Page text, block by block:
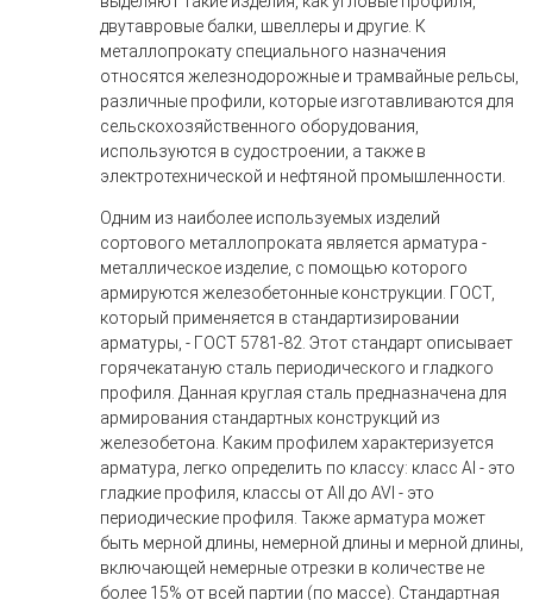
двутавровые балки, швеллеры и другие. К
металлопрокату специального назначения
относятся железнодорожные и трамвайные рельсы,
различные профили, которые изготавливаются для
сельскохозяйственного оборудования,
используются в судостроении, а также в
электротехнической и нефтяной промышленности.
Одним из наиболее используемых изделий
сортового металлопроката является арматура -
металлическое изделие, с помощью которого
армируются железобетонные конструкции. ГОСТ,
который применяется в стандартизировании
арматуры, - ГОСТ 5781-82. Этот стандарт описывает
горячекатаную сталь периодического и гладкого
профиля. Данная круглая сталь предназначена для
армирования стандартных конструкций из
железобетона. Каким профилем характеризуется
арматура, легко определить по классу: класс AI - это
гладкие профиля, классы от AII до AVI - это
периодические профиля. Также арматура может
быть мерной длины, немерной длины и мерной длины,
включающей немерные отрезки в количестве не
более 15% от всей партии (по массе). Стандартная